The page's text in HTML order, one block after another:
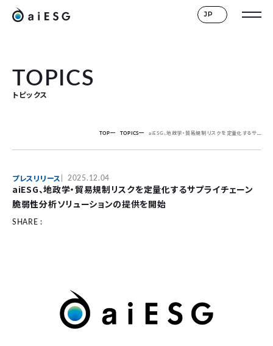
JP
TOPICS
トピックス
TOP TOPICS aiESG、地政学・貿易規制リスクを定量化するサプライチェーン脆弱性分析ソリューションの提供を開始
プレスリリース 2025.12.04
aiESG、地政学・貿易規制リスクを定量化するサプライチェーン
脆弱性分析ソリューションの提供を開始
SHARE :